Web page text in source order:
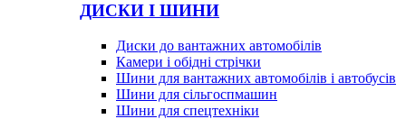
ДИСКИ І ШИНИ
Диски до вантажних автомобілів
Камери і обідні стрічки
Шини для вантажних автомобілів і автобусів
Шини для сільгоспмашин
Шини для спецтехніки